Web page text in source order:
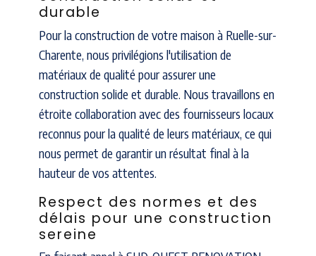
durable
Pour la construction de votre maison à Ruelle-sur-
Charente, nous privilégions l'utilisation de
matériaux de qualité pour assurer une
construction solide et durable. Nous travaillons en
étroite collaboration avec des fournisseurs locaux
reconnus pour la qualité de leurs matériaux, ce qui
nous permet de garantir un résultat final à la
hauteur de vos attentes.
Respect des normes et des
délais pour une construction
sereine